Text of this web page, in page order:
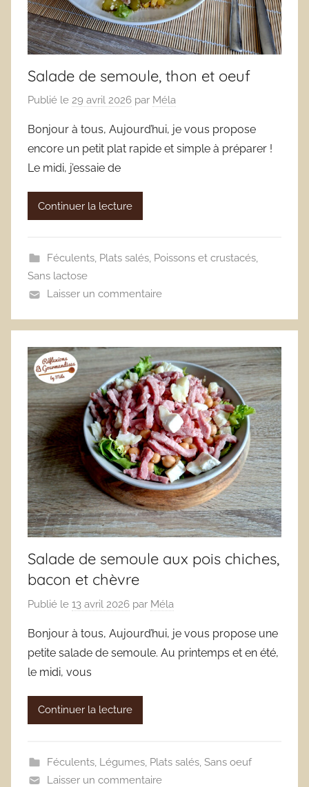
Salade de semoule, thon et oeuf
Publié le 29 avril 2026 par Méla
Bonjour à tous, Aujourd’hui, je vous propose
encore un petit plat rapide et simple à préparer !
Le midi, j’essaie de
Continuer la lecture
Féculents, Plats salés, Poissons et crustacés,
Sans lactose
Laisser un commentaire
Salade de semoule aux pois chiches,
bacon et chèvre
Publié le 13 avril 2026 par Méla
Bonjour à tous, Aujourd’hui, je vous propose une
petite salade de semoule. Au printemps et en été,
le midi, vous
Continuer la lecture
Féculents, Légumes, Plats salés, Sans oeuf
Laisser un commentaire